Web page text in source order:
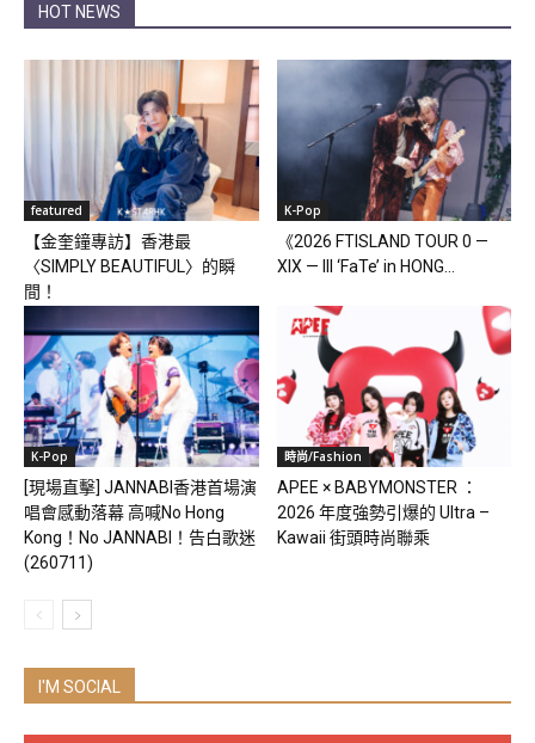
HOT NEWS
featured
【金奎鐘專訪】香港最
〈SIMPLY BEAUTIFUL〉的瞬
間！
K-Pop
《2026 FTISLAND TOUR 0 —
XIX — III ‘FaTe’ in HONG...
K-Pop
[現場直擊] JANNABI香港首場演
唱會感動落幕 高喊No Hong
Kong！No JANNABI！告白歌迷
(260711)
時尚/Fashion
APEE × BABYMONSTER ：
2026 年度強勢引爆的 Ultra –
Kawaii 街頭時尚聯乘
I'M SOCIAL